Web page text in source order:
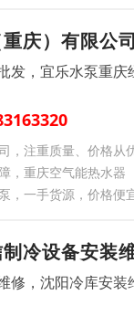
庆）有限公司
发，宜乐水泵重庆
，注重质量、价格从
，重庆空气能热水器
，一手货源，价格便
冷设备安装
修，沈阳冷库安